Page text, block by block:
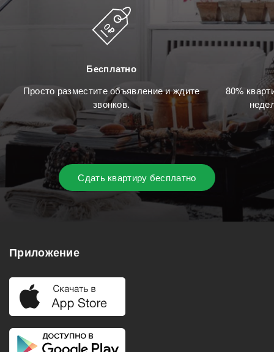
Бесплатно
Просто разместите объявление и ждите
звонков.
80%
Сдать квартиру бесплатно
Приложение